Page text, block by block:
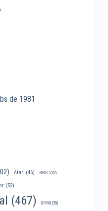
de 1981
Atari (46) BASIC(32)
(52)
(467) CP/M (35)